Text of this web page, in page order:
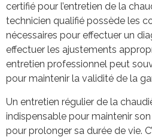
certifié pour l’entretien de la
technicien qualifié possède les
nécessaires pour effectuer un
effectuer les ajustements
entretien professionnel peut
pour maintenir la validité de la
Un entretien régulier de la
indispensable pour maintenir
pour prolonger sa durée de vie.